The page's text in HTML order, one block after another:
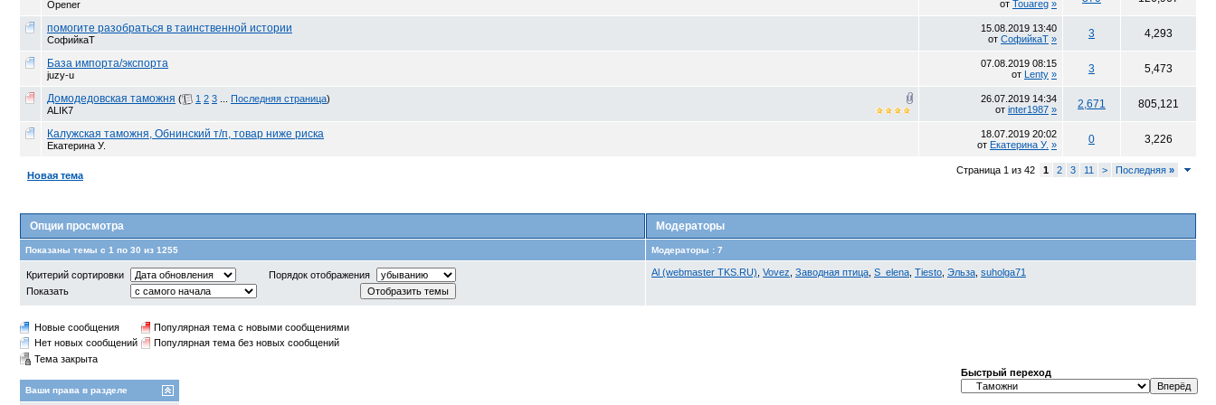
Opener
от Touareg »
помогите разобраться в таинственной истории
СофийкаТ
15.08.2019 13:40
от СофийкаТ » 3 4,293
База импорта/экспорта
juzy-u
07.08.2019 08:15
от Lenty » 3 5,473
Домодедовская таможня ( 1 2 3 Последняя страница)
ALIK7
26.07.2019 14:34
от inter1987 » 2,671 805,121
Калужская таможня, Обнинский т/п, товар ниже риска
Екатерина У.
18.07.2019 20:02
от Екатерина У. » 0 3,226
Новая тема Страница 1 из 42 1 2 3 11 > Последняя »
Опции просмотра Модераторы
Показаны темы с 1 по 30 из 1255 Модераторы : 7
Критерий сортировки
Порядок отображения
Показать
Al (webmaster TKS.RU) Vovez Заводная птица S_elena Tiesto Эльза suholga71
Новые сообщения
Популярная тема с новыми сообщениями
Нет новых сообщений
Популярная тема без новых сообщений
Тема закрыта
Ваши права в разделе
Быстрый переход